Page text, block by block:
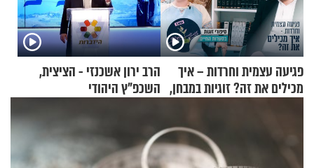
פגיעה עצמית וחרדות – איך
מכילים את זה? זוגיות במבחן,
הרב ירון אשכנזי - הציצית,
השכפ"ץ היהודי